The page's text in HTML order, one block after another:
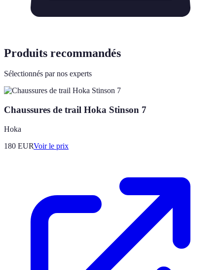
Produits recommandés
Sélectionnés par nos experts
Chaussures de trail Hoka Stinson 7
Hoka
180 EURVoir le prix